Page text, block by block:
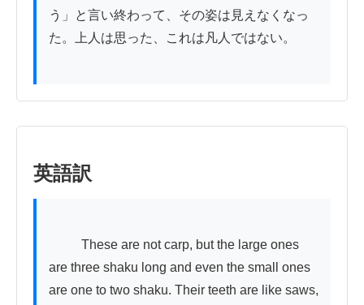
う」と言い終わって、その姿は見えなくなっ
た。上人は思った、これは凡人ではない。
英語訳
are three shaku long and even the small ones
are one to two shaku. Their teeth are like saws,